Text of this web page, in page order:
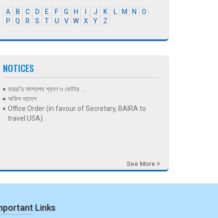
A B C D E F G H J K L M N
O
P
Q R S T U V W X Y Z
NOTICES
বায়রা’র সদস্যপদ গ্রহণ ও ভোটার ...
অফিস আদেশ
Office Order (in favour of Secretary, BAIRA to
travel USA)
See More
Links